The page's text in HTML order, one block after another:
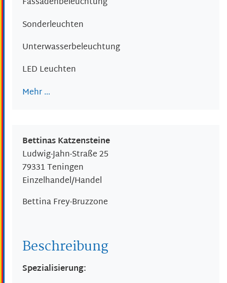
Sonderleuchten
Unterwasserbeleuchtung
LED Leuchten
Mehr …
Bettinas Katzensteine
Ludwig-Jahn-Straße 25
79331Teningen
Einzelhandel/Handel
BettinaFrey-Bruzzone
Beschreibung
Spezialisierung: